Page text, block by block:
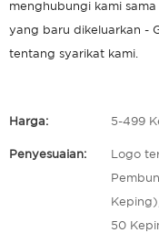
menghubungi kami
yang baru dikeluarkan -
tentang syarikat kami.
Harga: 5-499
Penyesuaian: Logo
50